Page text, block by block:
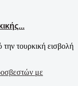
τουρκική εισβολή